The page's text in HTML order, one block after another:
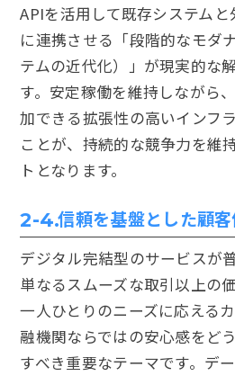
APIを活用して既存システム
に連携させる「段階的なモダ
テムの近代化）」が現実的な
す。安定稼働を維持しながら
加できる拡張性の高いインフ
ことが、持続的な競争力を維
トとなります。
2-4.信頼を基盤とした顧
デジタル完結型のサービスが
単なるスムーズな取引以上の
一人ひとりのニーズに応える
融機関ならではの安心感をど
すべき重要なテーマです。デ